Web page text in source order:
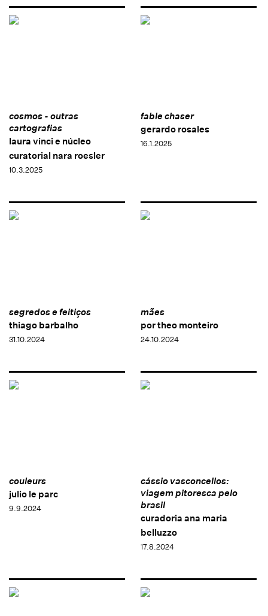
cosmos - outras
cartografias
laura vinci e núcleo
curatorial nara roesler
10.3.2025
fable chaser
gerardo rosales
16.1.2025
segredos e feitiços
thiago barbalho
31.10.2024
mães
por theo monteiro
24.10.2024
couleurs
julio le parc
9.9.2024
cássio vasconcellos:
viagem pitoresca pelo
brasil
curadoria ana maria
belluzzo
17.8.2024